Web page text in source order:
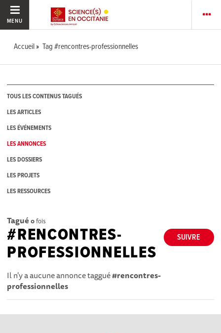
MENU
Accueil Tag #rencontres-professionnelles
TOUS LES CONTENUS TAGUÉS
LES ARTICLES
LES ÉVÉNEMENTS
LES ANNONCES
LES DOSSIERS
LES PROJETS
LES RESSOURCES
Tagué 0fois
SUIVRE
#RENCONTRES-
PROFESSIONNELLES
Il n'y a aucune annonce taggué#rencontres-
professionnelles